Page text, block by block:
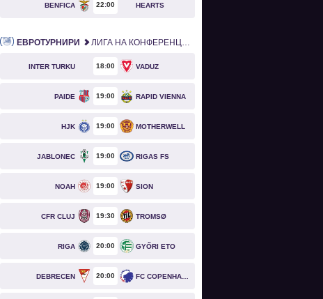
BENFICA 22 00 HEARTS
ЕВРОТУРНИРИ ЛИГА НА КОНФЕРЕНЦИИТЕ
INTER TURKU 18 00 VADUZ
PAIDE 19 00 RAPID VIENNA
HJK 19 00 MOTHERWELL
JABLONEC 19 00 RIGAS FS
NOAH 19 00 SION
CFR CLUJ 19 30 TROMSØ
RIGA 20 00 GYŐRI ETO
DEBRECEN 20 00